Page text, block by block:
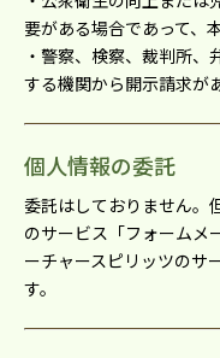
要がある場合であって、
・警察、検察、裁判所
する機関から開⽰請求が
個人情報の委託
委託はしておりません。
のサービス「フォームメ
ーチャースピリッツのサ
す。